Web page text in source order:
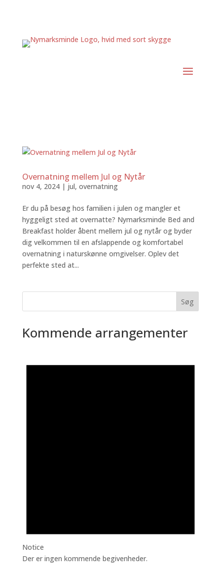
Overnatning mellem Jul og Nytår
nov 4, 2024| jul, overnatning
Er du på besøg hos familien i julen og mangler et
hyggeligt sted at overnatte? Nymarksminde Bed and
Breakfast holder åbent mellem jul og nytår og byder
dig velkommen til en afslappende og komfortabel
overnatning i naturskønne omgivelser. Oplev det
perfekte sted at...
Søg
Kommende arrangementer
Notice
Der er ingen kommende begivenheder.